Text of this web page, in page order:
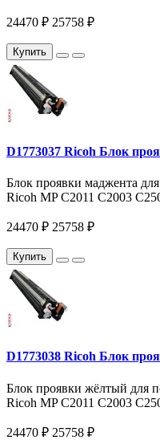
24470 ₽ 25758 ₽
Купить
D1773037 Ricoh Блок
Блок проявки маджента
Ricoh MP C2011 C2003
24470 ₽ 25758 ₽
Купить
D1773038 Ricoh Блок
Блок проявки жёлтый для
Ricoh MP C2011 C2003
24470 ₽ 25758 ₽